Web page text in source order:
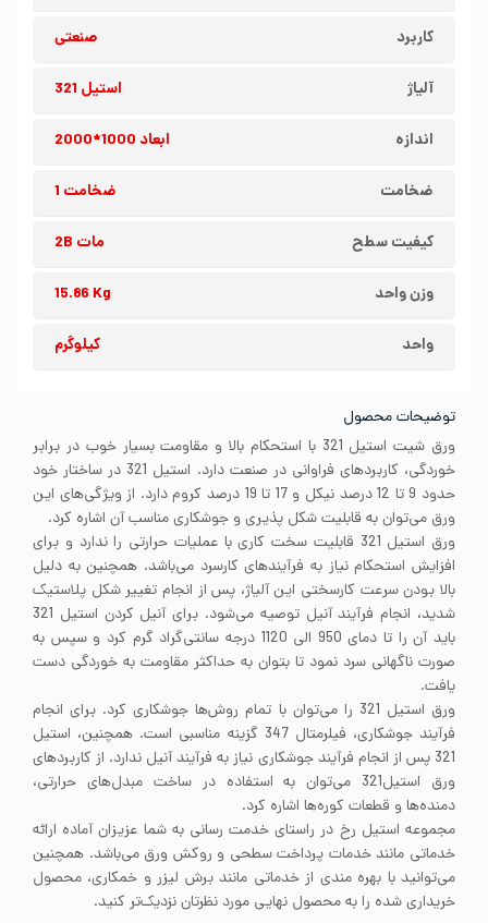
کاربرد صنعتی
آلیاژ استیل 321
اندازه ابعاد 1000*2000
ضخامت ضخامت 1
کیفیت سطح مات 2B
وزن واحد 15.86 Kg
واحد کیلوگرم
توضیحات محصول
ورق شیت استیل 321 با استحکام بالا و مقاومت بسیار خوب در برابر
خوردگی، کاربردهای فراوانی در صنعت دارد. استیل 321 در ساختار خود
حدود 9 تا 12 درصد نیکل و 17 تا 19 درصد کروم دارد. از ویژگی‌های این
ورق می‌توان به قابلیت شکل پذیری و جوشکاری مناسب آن اشاره کرد.
ورق استیل 321 قابلیت سخت کاری با عملیات حرارتی را ندارد و برای
افزایش استحکام نیاز به فرآیندهای کارسرد می‌باشد. همچنین به دلیل
بالا بودن سرعت کارسختی این آلیاژ، پس از انجام تغییر شکل پلاستیک
شدید، انجام فرآیند آنیل توصیه می‌شود. برای آنیل کردن استیل 321
باید آن را تا دمای 950 الی 1120 درجه سانتی‌گراد گرم کرد و سپس به
صورت ناگهانی سرد نمود تا بتوان به حداکثر مقاومت به خوردگی دست
یافت.
ورق استیل 321 را می‌توان با تمام روش‌ها جوشکاری کرد. برای انجام
فرآیند جوشکاری، فیلرمتال 347 گزینه مناسبی است. همچنین، استیل
321 پس از انجام فرآیند جوشکاری نیاز به فرآیند آنیل ندارد. از کاربردهای
ورق استیل321 می‌توان به استفاده در ساخت مبدل‌های حرارتی،
دمنده‌ها و قطعات کوره‌ها اشاره کرد.
مجموعه استیل رخ در راستای خدمت رسانی به شما عزیزان آماده ارائه
خدماتی مانند خدمات پرداخت سطحی و روکش ورق می‌باشد. همچنین
می‌توانید با بهره مندی از خدماتی مانند برش لیزر و خمکاری، محصول
خریداری شده را به محصول نهایی مورد نظرتان نزدیک‌تر کنید.